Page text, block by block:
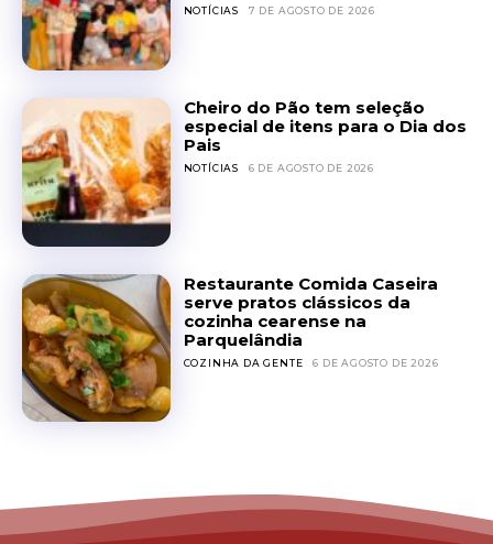
NOTÍCIAS 7 DE AGOSTO DE 2026
Cheiro do Pão tem seleção
especial de itens para o Dia dos
Pais
NOTÍCIAS 6 DE AGOSTO DE 2026
Restaurante Comida Caseira
serve pratos clássicos da
cozinha cearense na
Parquelândia
COZINHA DA GENTE 6 DE AGOSTO DE 2026